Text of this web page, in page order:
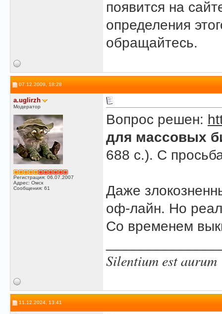
появится на
определения
обращайтесь.
07.12.2009, 18:28
a.uglirzh
Модератор
Регистрация: 06.07.2007
Адрес: Омск
Сообщения: 61
Вопрос решен:
для массовых
688 с.). С
Даже
оф-лайн. Но
Со временем
Silentium est aurum
11.12.2024, 13:41